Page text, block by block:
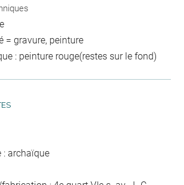
= gravure, peinture
: peinture rouge(restes sur le fond)
: archaïque